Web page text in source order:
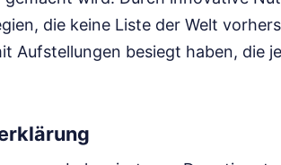
die keine Liste der Welt
Aufstellungen besiegt haben, die